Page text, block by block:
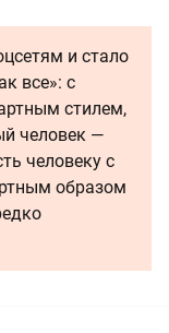
и стало
все»: с
стилем,
человек —
человеку с
образом